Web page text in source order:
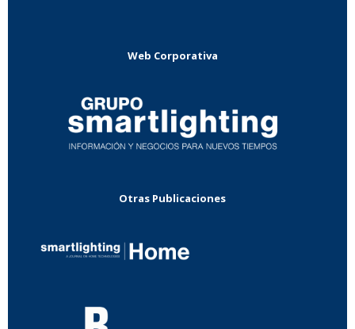
Web Corporativa
Otras Publicaciones